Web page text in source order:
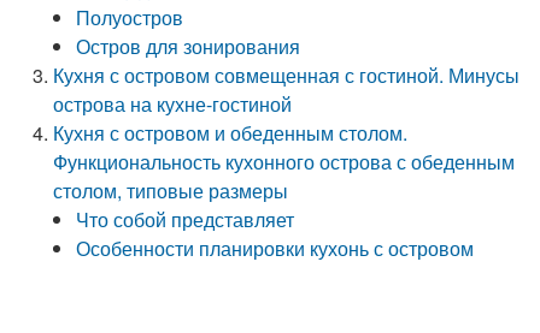
Полуостров
Остров для зонирования
Кухня с островом совмещенная с гостиной. Минусы
острова на кухне-гостиной
Кухня с островом и обеденным столом.
Функциональность кухонного острова с обеденным
столом, типовые размеры
Что собой представляет
Особенности планировки кухонь с островом